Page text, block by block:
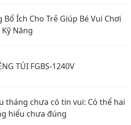
Ích Cho Trẻ Giúp Bé Vui Chơi
Năng
TÚI FGBS-1240V
tháng chưa có tin vui: Có thể hai
hiểu chưa đúng